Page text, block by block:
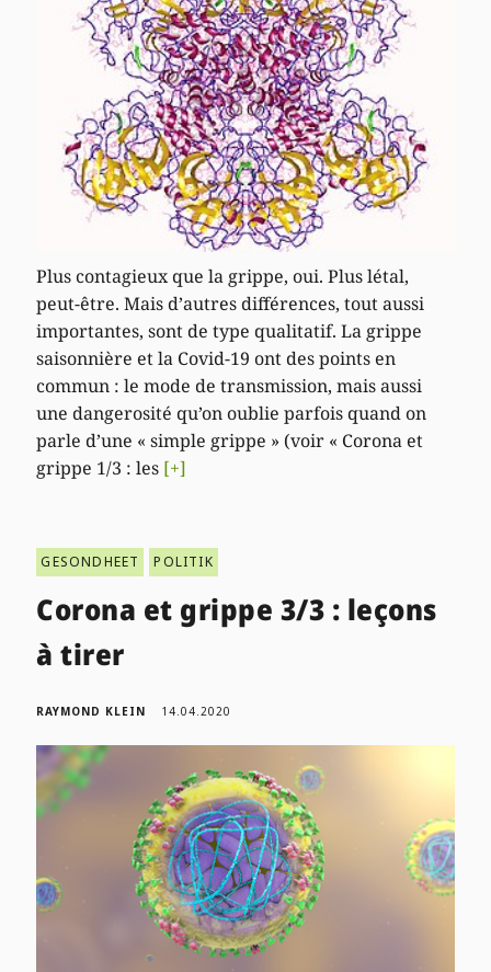
Plus contagieux que la grippe, oui. Plus létal,
peut-être. Mais d’autres différences, tout aussi
importantes, sont de type qualitatif. La grippe
saisonnière et la Covid-19 ont des points en
commun : le mode de transmission, mais aussi
une dangerosité qu’on oublie parfois quand on
parle d’une « simple grippe » (voir « Corona et
grippe 1/3 : les [+]
GESONDHEET POLITIK
Corona et grippe 3/3 : leçons
à tirer
RAYMOND KLEIN 14.04.2020